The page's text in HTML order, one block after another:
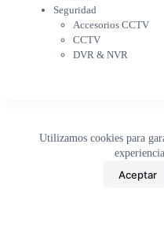
Utilizamos cookies para
Aceptar
DVR & NVR
Sin categorizar
Seguridad
Accesorios CCTV
CCTV
DVR & NVR